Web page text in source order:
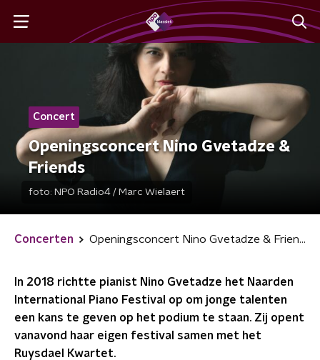
Concert
Openingsconcert Nino Gvetadze &
Friends
foto: NPO Radio4 / Marc Wielaert
Concerten Openingsconcert Nino Gvetadze & Friends
In 2018 richtte pianist Nino Gvetadze het Naarden
International Piano Festival op om jonge talenten
een kans te geven op het podium te staan. Zij opent
vanavond haar eigen festival samen met het
Ruysdael Kwartet.